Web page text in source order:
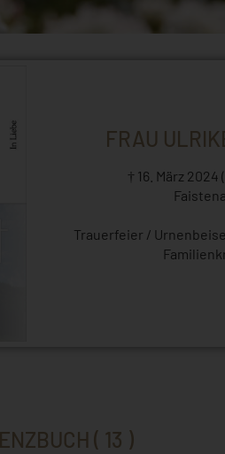
FRAU
† 16. März 2024
Trauerfeier /
( 13 )